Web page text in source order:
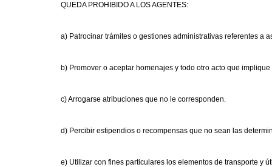
QUEDA PROHIBIDO A LOS AGENTES:
a) Patrocinar trámites o gestiones administrativas referentes a
b) Promover o aceptar homenajes y todo otro acto que
c) Arrogarse atribuciones que no le corresponden.
d) Percibir estipendios o recompensas que no sean las
e) Utilizar con fines particulares los elementos de transporte y